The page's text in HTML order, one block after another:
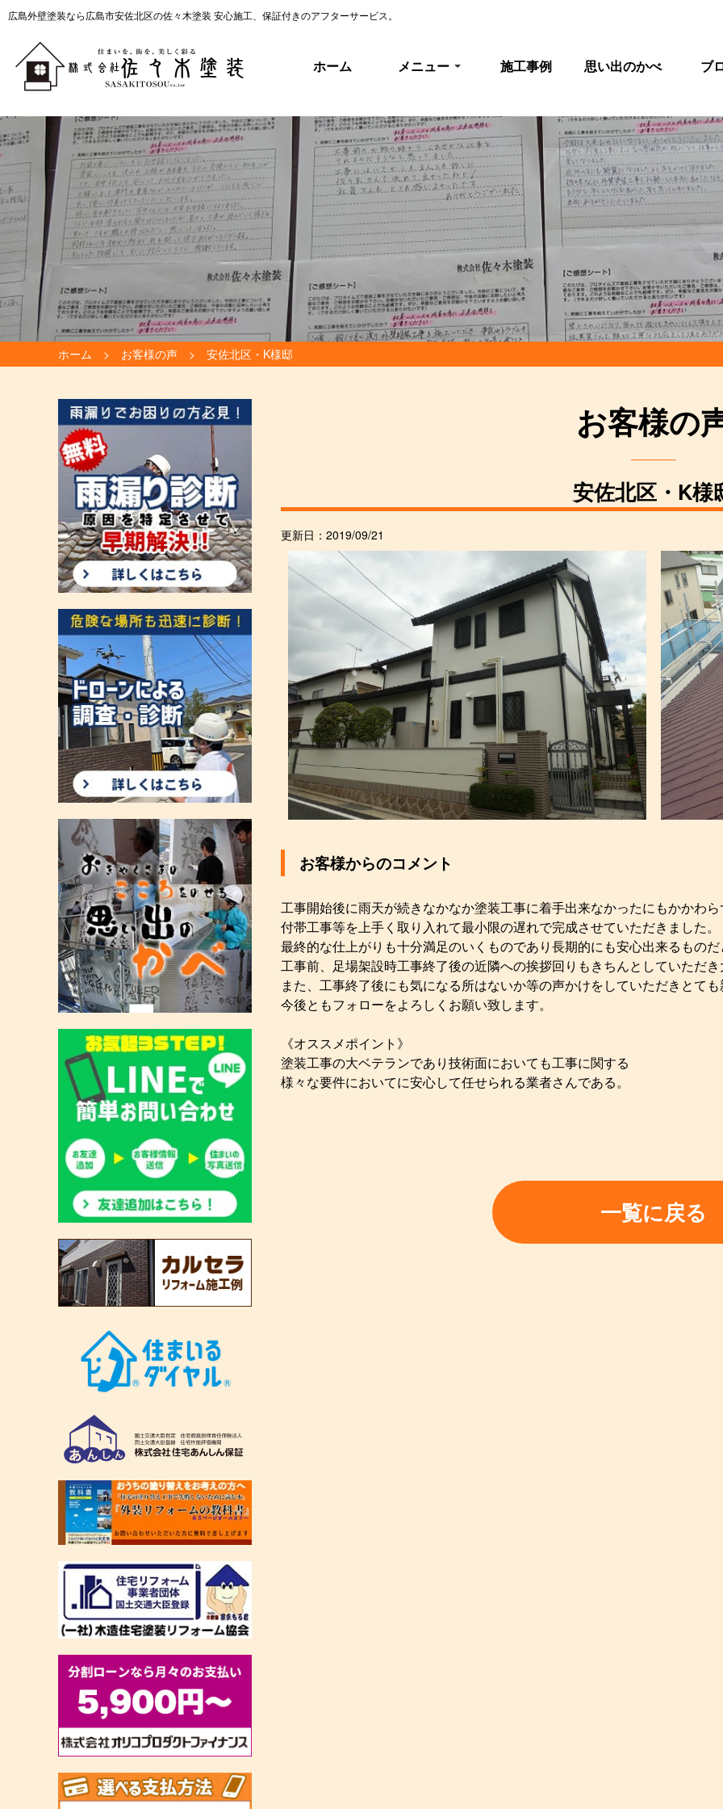
広島外壁塗装なら広島市安佐北区の佐々木塗装 安心施工、保証付きのアフターサービス。
ホーム メニュー 施工事例 思い出のかべ ブ
ホーム お客様の声 安佐北区・K様邸
お客様の
安佐北区・K様
更新日： 2019/09/21
お客様からのコメント
工事開始後に雨天が続きなかなか塗装工事に着手出来なかったにもかかわら
付帯工事等を上手く取り入れて最小限の遅れで完成させていただきました。
最終的な仕上がりも十分満足のいくものであり長期的にも安心出来るもの
工事前、足場架設時工事終了後の近隣への挨拶回りもきちんとしていただ
また、工事終了後にも気になる所はないか等の声かけをしていただきとて
今後ともフォローをよろしくお願い致します。
《オススメポイント》
塗装工事の大ベテランであり技術面においても工事に関する
様々な要件においてに安心して任せられる業者さんである。
一覧に戻る